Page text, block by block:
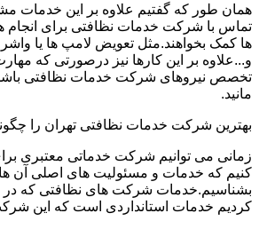
همان طور که گفتیم علاوه بر این خدمات
تماس با شرکت خدمات نظافتی برای انجام
ها کمک بخواهند.مثل تعویض لامپ ها یا واشر
و...علاوه بر این کارها نیز درصورتی که
تخصص نیروهای شرکت خدمات نظافتی
مانید.
بهترین شرکت خدمات نظافتی تهران را
زمانی می توانیم شرکت خدماتی معتبری
کنیم که خدمات و مسئولیت های اصلی آن
بشناسیم.خدمات شرکت های نظافتی که در
کردیم خدمات استانداردی است که این شرکت